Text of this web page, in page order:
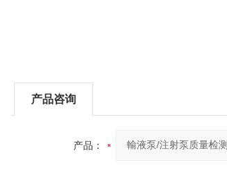
产品咨询
产品：